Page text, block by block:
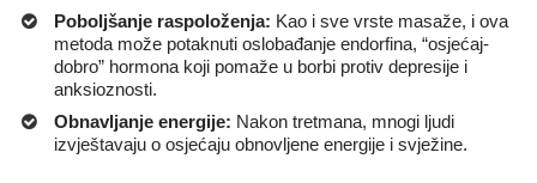
Poboljšanje raspoloženja: Kao i sve vrste masaže, i ova
metoda može potaknuti oslobađanje endorfina, “osjećaj-
dobro” hormona koji pomaže u borbi protiv depresije i
anksioznosti.
Obnavljanje energije: Nakon tretmana, mnogi ljudi
izvještavaju o osjećaju obnovljene energije i svježine.